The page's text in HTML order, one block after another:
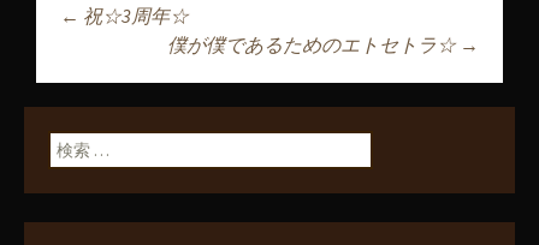
投稿ナビゲーショ
ン
← 祝☆3周年☆
僕が僕であるためのエトセトラ☆ →
検索: